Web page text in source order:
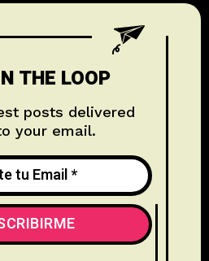
THE LOOP
posts delivered
your email.